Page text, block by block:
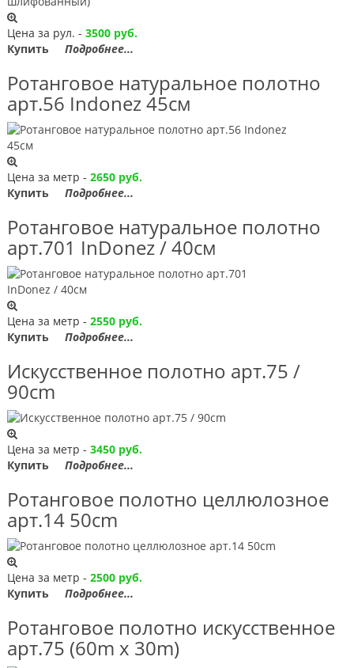
Цена за рул. - 3500 руб.
Купить
Подробнее...
Ротанговое натуральное полотно
арт.56 Indonez 45см
Цена за метр - 2650 руб.
Купить
Подробнее...
Ротанговое натуральное полотно
арт.701 InDonez / 40см
Цена за метр - 2550 руб.
Купить
Подробнее...
Искусственное полотно арт.75 /
90сm
Цена за метр - 3450 руб.
Купить
Подробнее...
Ротанговое полотно целлюлозное
арт.14 50сm
Цена за метр - 2500 руб.
Купить
Подробнее...
Ротанговое полотно искусственное
арт.75 (60m x 30m)